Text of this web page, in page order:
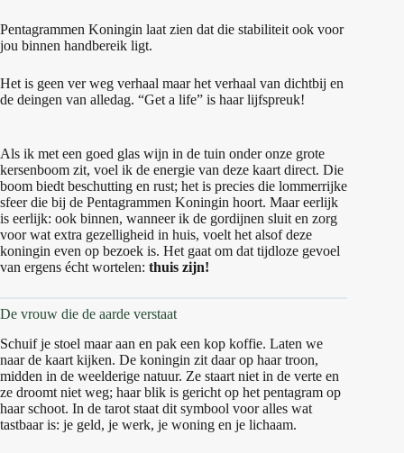
Pentagrammen Koningin laat zien dat die stabiliteit ook voor
jou binnen handbereik ligt.
Het is geen ver weg verhaal maar het verhaal van dichtbij en
de deingen van alledag. “Get a life” is haar lijfspreuk!
Als ik met een goed glas wijn in de tuin onder onze grote
kersenboom zit, voel ik de energie van deze kaart direct. Die
boom biedt beschutting en rust; het is precies die lommerrijke
sfeer die bij de Pentagrammen Koningin hoort. Maar eerlijk
is eerlijk: ook binnen, wanneer ik de gordijnen sluit en zorg
voor wat extra gezelligheid in huis, voelt het alsof deze
koningin even op bezoek is. Het gaat om dat tijdloze gevoel
van ergens écht wortelen: thuis zijn!
De vrouw die de aarde verstaat
Schuif je stoel maar aan en pak een kop koffie. Laten we
naar de kaart kijken. De koningin zit daar op haar troon,
midden in de weelderige natuur. Ze staart niet in de verte en
ze droomt niet weg; haar blik is gericht op het pentagram op
haar schoot. In de tarot staat dit symbool voor alles wat
tastbaar is: je geld, je werk, je woning en je lichaam.